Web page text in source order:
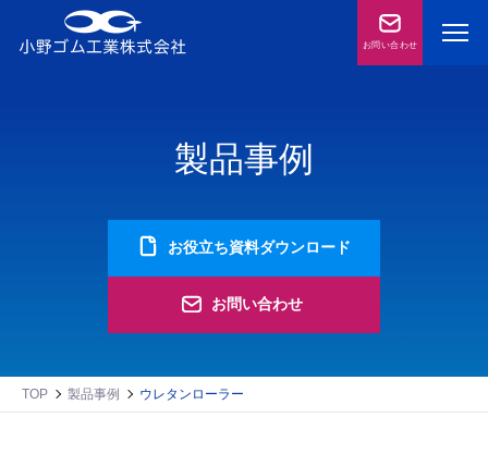
お問い合わせ
製品事例
お役立ち資料ダウンロード
お問い合わせ
TOP 製品事例 ウレタンローラー